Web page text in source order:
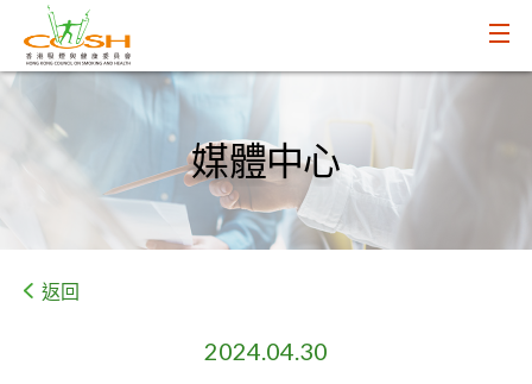
媒體中心
返回
2024.04.30